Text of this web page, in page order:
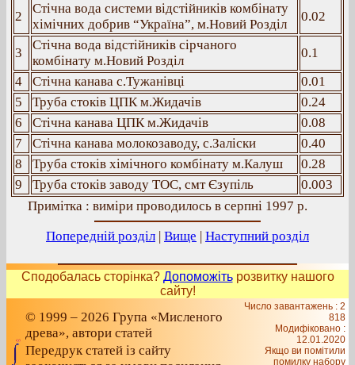
2
Стічна вода системи відстійників комбінату
хімічних добрив “Україна”, м.Новий Розділ
0.02
3
Стічна вода відстійників сірчаного
комбінату м.Новий Розділ
0.1
4
Стічна канава с.Тужанівці
0.01
5
Труба стоків ЦПК м.Жидачів
0.24
6
Стічна канава ЦПК м.Жидачів
0.08
7
Стічна канава молокозаводу, с.Заліски
0.40
8
Труба стоків хімічного комбінату м.Калуш
0.28
9
Труба стоків заводу ТОС, смт Єзупіль
0.003
Примітка : виміри проводилось в серпні 1997 р.
Попередній розділ | Вище | Наступний розділ
Сподобалась сторінка? Допоможітьрозвитку нашого
сайту!
© 1999 – 2026 Група «Мисленого
древа», автори статей
Передрук статей із сайту
Число завантажень : 2
818
Модифіковано :
12.01.2020
Якщо ви помітили
помилку набору